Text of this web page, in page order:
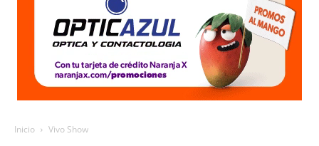
Inicio Vivo Show